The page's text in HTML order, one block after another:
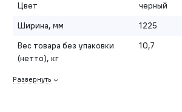
Цвет
черный
Ширина, мм
1225
Вес товара без упаковки
(нетто), кг
10,7
Развернуть